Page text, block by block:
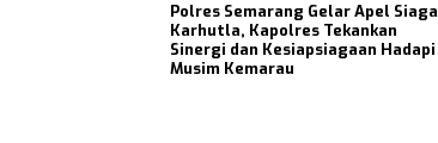
Polres Semarang Gelar Apel Siaga
Karhutla, Kapolres Tekankan
Sinergi dan Kesiapsiagaan Hadapi
Musim Kemarau